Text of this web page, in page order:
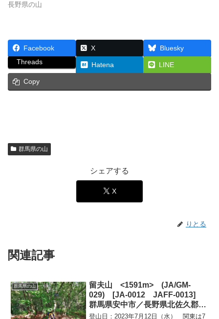
長野県の山
Facebook X
Bluesky
Threads
Hatena LINE
Copy
群馬県の山
シェアする
X
りとる
関連記事
群馬県の山
留夫山 <1591m> (JA/GM-
029) [JA-0012 JAFF-0013]
群馬県安中市／長野県北佐久郡軽
井沢町
登山日：2023年7月12日（水） 関東は7